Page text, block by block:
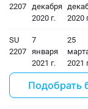
2207
декабря
2020 г.
2020
SU
2207
7
января
2021 г.
25
2021
Подобрать